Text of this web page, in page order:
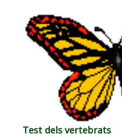
Test dels vertebrats